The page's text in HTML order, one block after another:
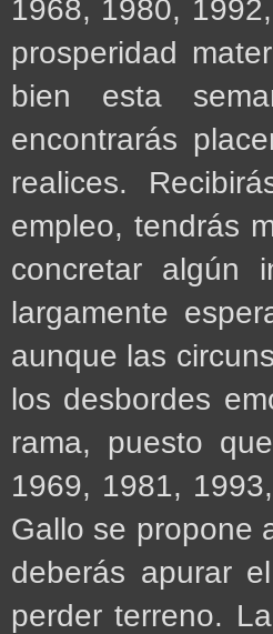
1968, 1980,
prosperidad
bien esta
encontrarás
realices.
empleo, tendrás
concretar algún
largamente
aunque las
los desbordes
rama, puesto
1969, 1981,
Gallo se propone
deberás apurar
perder terreno.